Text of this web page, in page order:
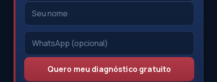
Quero meu diagnóstico gratuito